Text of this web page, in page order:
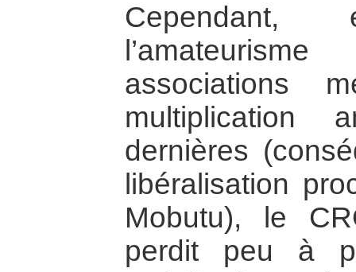
associations
multiplication
dernières
libéralisation
Mobutu), le
perdit peu à